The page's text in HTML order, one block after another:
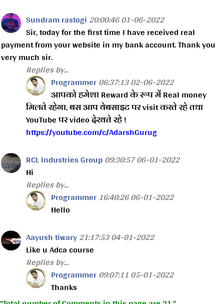
Sundram rastogi20:00:46 01-06-2022
Sir, today for the first time I have received real
payment from your website in my bank account. Thank you
very much sir.
Replies by...
Programmer06:37:13 02-06-2022
आपको हमेशा Reward के रूप में Real money
मिलते रहेगा, बस आप वेबसाइट पर visit करते रहे तथा
YouTube पर video देखते रहे !
https://youtube.com/c/AdarshGurug
RCL Industries Group09:30:57 06-01-2022
Hi
Replies by...
Programmer16:40:26 06-01-2022
Hello
Aayush tiwary21:17:53 04-01-2022
Like u Adca course
Replies by...
Programmer09:07:11 05-01-2022
Thanks